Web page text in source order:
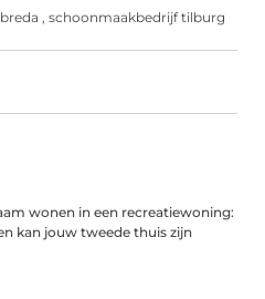
, schoonmaakbedrijf tilburg
wonen in een recreatiewoning:
kan jouw tweede thuis zijn